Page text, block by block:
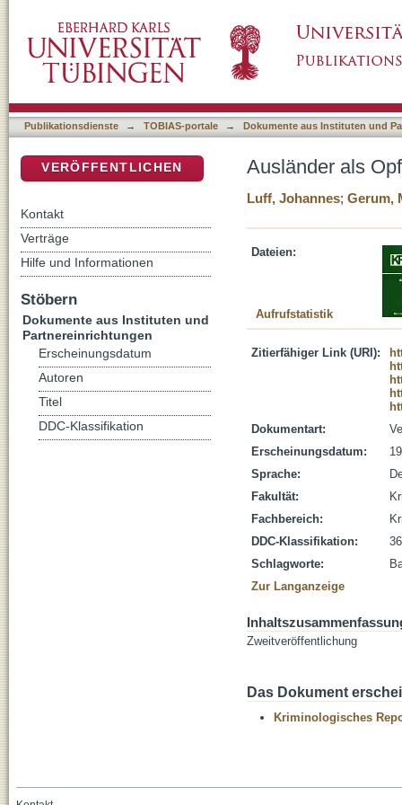
Publikationsdienste → TOBIAS-portale → Dokumente aus Instituten und
Ausländer als
Luff, Johannes; Gerum,
Dateien:
Aufrufstatistik
Zitierfähiger Link (URI):
Dokumentart:
Erscheinungsdatum:
Sprache:
Fakultät:
Fachbereich:
DDC-Klassifikation:
Schlagworte:
Zur Langanzeige
Zweitveröffentlichung
Das Dokument
Kriminologisches
VERÖFFENTLICHEN
Kontakt
Verträge
Hilfe und Informationen
Stöbern
Dokumente aus Instituten und
Partnereinrichtungen
Erscheinungsdatum
Autoren
Titel
DDC-Klassifikation